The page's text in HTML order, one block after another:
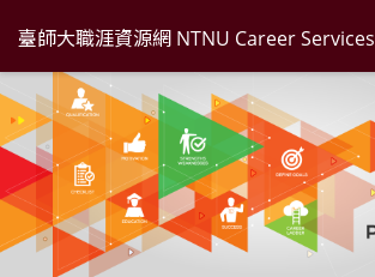
臺師大職涯資源網 NTNU Career Services